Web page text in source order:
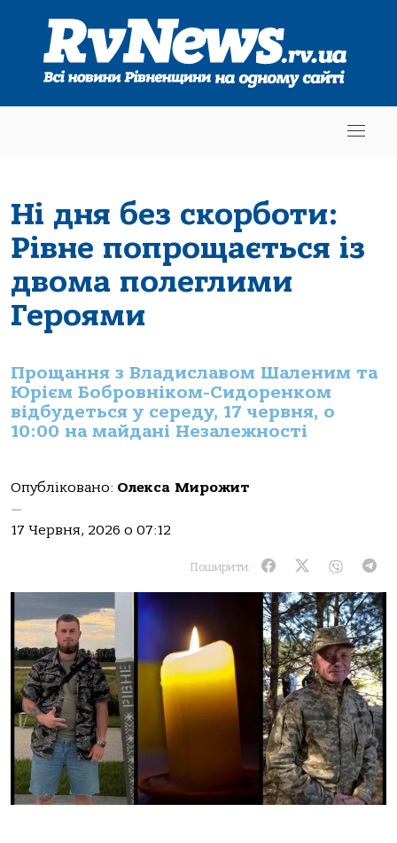
Ні дня без скорботи:
Рівне попрощається із
двома полеглими
Героями
Прощання з Владиславом Шаленим та
Юрієм Бобровніком-Сидоренком
відбудеться у середу, 17 червня, о
10:00 на майдані Незалежності
Опубліковано: Олекса Мирожит
—
17 Червня, 2026 о 07:12
Поширити: